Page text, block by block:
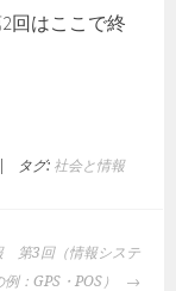
回はここで終
タグ: 社会と情報
第3回（情報システ
例：GPS・POS）